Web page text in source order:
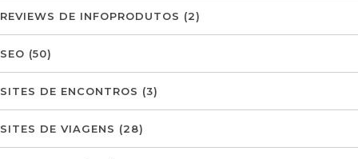
REVIEWS DE INFOPRODUTOS (2)
SEO (50)
SITES DE ENCONTROS (3)
SITES DE VIAGENS (28)